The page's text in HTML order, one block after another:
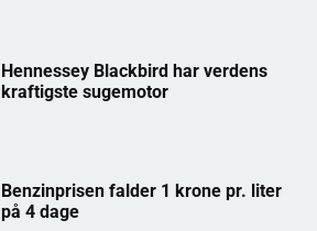
Hennessey Blackbird har verdens
kraftigste sugemotor
Benzinprisen falder 1 krone pr. liter
på 4 dage